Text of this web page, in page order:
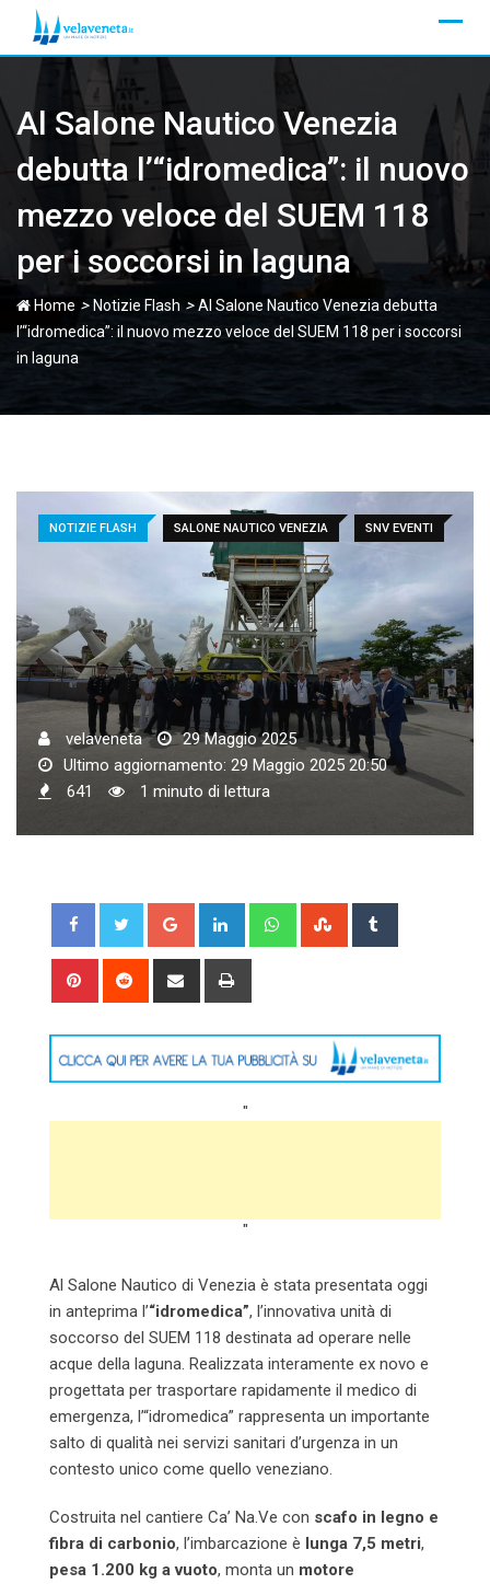
Al Salone Nautico Venezia
debutta l’“idromedica”: il nuovo
mezzo veloce del SUEM 118
per i soccorsi in laguna
Home > Notizie Flash >Al Salone Nautico Venezia debutta
l’“idromedica”: il nuovo mezzo veloce del SUEM 118 per i soccorsi
in laguna
NOTIZIE FLASH SALONE NAUTICO VENEZIA SNV EVENTI
velaveneta
29 Maggio 2025
Ultimo aggiornamento: 29 Maggio 2025 20:50
641
1 minuto di lettura
Google+ LinkedIn WhatsappStumbleUpon
Pinterest Reddit
Share
"
"
Al Salone Nautico di Venezia è stata presentata oggi
in anteprima l’“idromedica”, l’innovativa unità di
soccorso del SUEM 118 destinata ad operare nelle
acque della laguna. Realizzata interamente ex novo e
progettata per trasportare rapidamente il medico di
emergenza, l’“idromedica” rappresenta un importante
salto di qualità nei servizi sanitari d’urgenza in un
contesto unico come quello veneziano.
Costruita nel cantiere Ca’ Na.Ve con scafo in legno e
fibra di carbonio, l’imbarcazione è lunga 7,5 metri,
pesa 1.200 kg a vuoto, monta un motore